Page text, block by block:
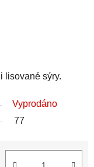
lisované sýry.
Vyprodáno
77